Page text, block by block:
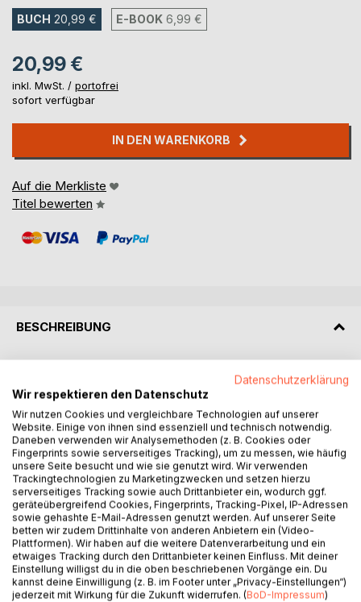
BUCH 20,99 € E-BOOK 6,99 €
20,99 €
inkl. MwSt. / portofrei
sofort verfügbar
IN DEN WARENKORB
Auf die Merkliste
Titel bewerten
BESCHREIBUNG
Hast Du Dich innerlich schon einmal so gefühlt, als wäre
dein Leben eine Fahrt auf der Autobahn und die Abfahrt
führt dich zu einem Kreisverkehr und du weißt nicht mehr
weiter?
So erging es mir über viele Jahre. Und ich werde Dir
erzählen warum und wo ich meinen Kompass wieder fand.
Dieses Buch darf Dich begleiten, zu Lösungen, die
dauerhaft sind.
Herzlichst,
Deine Gabriela
Datenschutzerklärung
Wir respektieren den Datenschutz
Wir nutzen Cookies und vergleichbare Technologien auf unserer
Website. Einige von ihnen sind essenziell und technisch notwendig.
Daneben verwenden wir Analysemethoden (z. B. Cookies oder
Fingerprints sowie serverseitiges Tracking), um zu messen, wie häufig
unsere Seite besucht und wie sie genutzt wird. Wir verwenden
Trackingtechnologien zu Marketingzwecken und setzen hierzu
serverseitiges Tracking sowie auch Drittanbieter ein, wodurch ggf.
geräteübergreifend Cookies, Fingerprints, Tracking-Pixel, IP-Adressen
sowie gehashte E-Mail-Adressen genutzt werden. Auf unserer Seite
betten wir zudem Drittinhalte von anderen Anbietern ein (Video-
Plattformen). Wir haben auf die weitere Datenverarbeitung und ein
etwaiges Tracking durch den Drittanbieter keinen Einfluss. Mit deiner
Einstellung willigst du in die oben beschriebenen Vorgänge ein. Du
kannst deine Einwilligung (z. B. im Footer unter „Privacy-Einstellungen“)
jederzeit mit Wirkung für die Zukunft widerrufen. (BoD-Impressum)